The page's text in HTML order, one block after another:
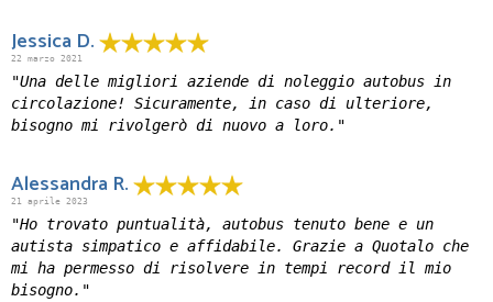
Jessica D.
22 marzo 2021
"Una delle migliori aziende di noleggio autobus in
circolazione! Sicuramente, in caso di ulteriore,
bisogno mi rivolgerò di nuovo a loro."
Alessandra R.
21 aprile 2023
"Ho trovato puntualità, autobus tenuto bene e un
autista simpatico e affidabile. Grazie a Quotalo che
mi ha permesso di risolvere in tempi record il mio
bisogno."